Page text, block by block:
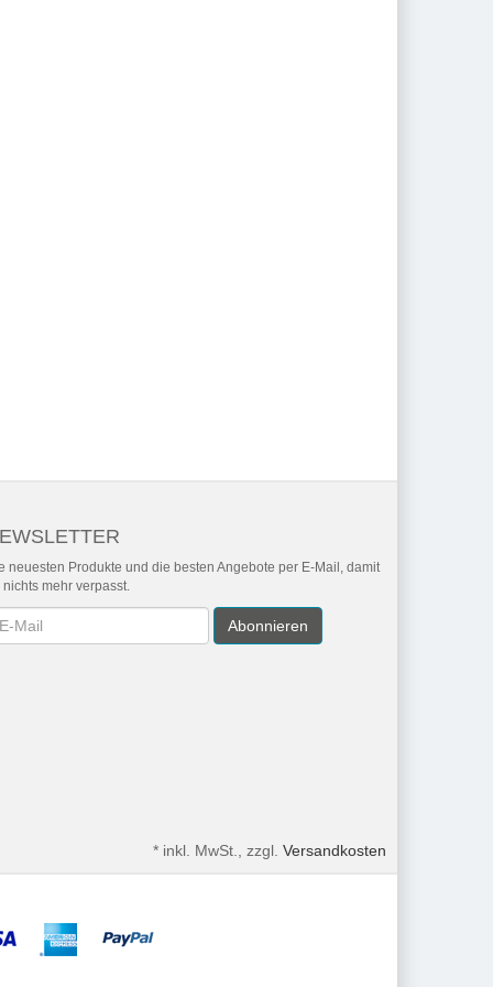
neuesten Produkte und die besten Angebote per E-Mail, damit
nichts mehr verpasst.
Abonnieren
* inkl. MwSt., zzgl. Versandkosten